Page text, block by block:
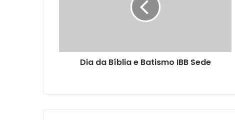
Dia da Bíblia e Batismo IBB Sede